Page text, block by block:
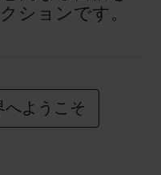
ションです。
ようこそ